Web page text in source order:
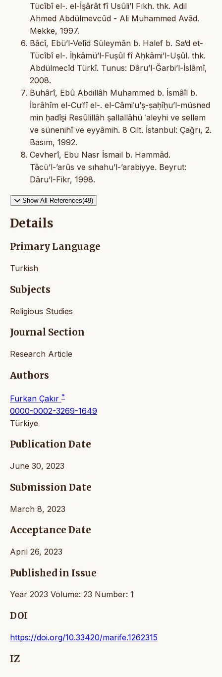
Tücîbî el-. el-İşârât fî Usûli’l Fıkh. thk. Adil
Ahmed Abdülmevcûd - Ali Muhammed Avâd.
Mekke, 1997.
Bâcî, Ebü’l-Velîd Süleymân b. Halef b. Sa‘d et-
Tücîbî el-. İḥkâmü’l-Fuṣûl fî Aḥkâmi’l-Uṣûl. thk.
Abdülmecîd Türkî. Tunus: Dâru’l-Ğarbi’l-İslâmî,
2008.
Buhârî, Ebû Abdillâh Muhammed b. İsmâîl b.
İbrâhîm el-Cu‘fî el-. el-Câmiʿu’ṣ-ṣaḥîḥu’l-müsned
min ḥadîs̱i Resûlillâh ṣallallāhü ʿaleyhi ve sellem
ve sünenihî ve eyyâmih. 8 Cilt. İstanbul: Çağrı, 2.
Basım, 1992.
Cevherî, Ebu Nasr İsmail b. Hammâd.
Tâcü’l-’arûs ve sıhahu’l-’arabiyye. Beyrut:
Dâru’l-Fikr, 1998.
Show All References(49)
Details
Primary Language
Turkish
Subjects
Religious Studies
Journal Section
Research Article
Authors
Furkan Çakır *
0000-0002-3269-1649
Türkiye
Publication Date
June 30, 2023
Submission Date
March 8, 2023
Acceptance Date
April 26, 2023
Published in Issue
Year 2023 Volume: 23 Number: 1
DOI
https://doi.org/10.33420/marife.1262315
IZ